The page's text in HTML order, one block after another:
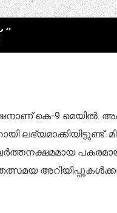
കെ-9 മെയിൽ.